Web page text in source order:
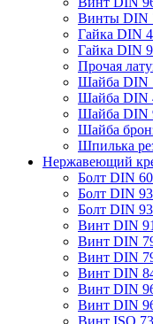
Винты DIN
Гайка DIN
Гайка DIN
Прочая
Шайба DIN
Шайба DIN
Шайба DIN
Шайба
Шпилька
Нержавеющий
Болт DIN
Болт DIN
Болт DIN
Винт DIN
Винт DIN
Винт DIN
Винт DIN
Винт DIN
Винт DIN
Винт ISO